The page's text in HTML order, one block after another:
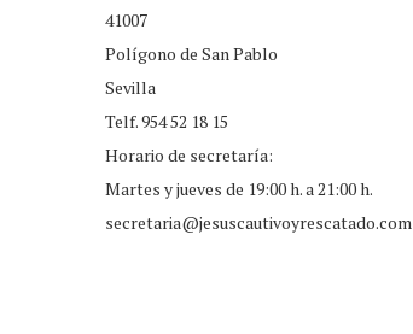
41007
Polígono de San Pablo
Sevilla
Telf. 954 52 18 15
Horario de secretaría:
Martes y jueves de 19:00 h. a 21:00 h.
secretaria@jesuscautivoyrescatado.com